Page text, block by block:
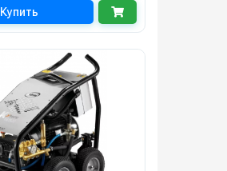
Купить